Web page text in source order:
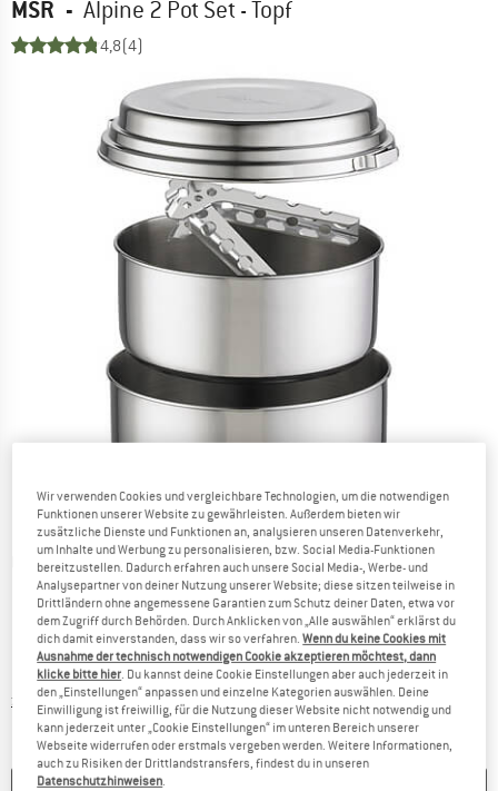
MSR - Alpine 2 Pot Set - Topf
4,8(4)
Detailansichten
zzgl. Versandkosten Informationen zu den Versandkosten. Öffnet sich in
Wir verwenden Cookies und vergleichbare Technologien, um die notwendigen
Funktionen unserer Website zu gewährleisten. Außerdem bieten wir
zusätzliche Dienste und Funktionen an, analysieren unseren Datenverkehr,
um Inhalte und Werbung zu personalisieren, bzw. Social Media-Funktionen
bereitzustellen. Dadurch erfahren auch unsere Social Media-, Werbe- und
Analysepartner von deiner Nutzung unserer Website; diese sitzen teilweise in
Drittländern ohne angemessene Garantien zum Schutz deiner Daten, etwa vor
dem Zugriff durch Behörden. Durch Anklicken von „Alle auswählen“ erklärst du
dich damit einverstanden, dass wir so verfahren.Wenn du keine Cookies mit
Ausnahme der technisch notwendigen Cookie akzeptieren möchtest, dann
klicke bitte hier. Du kannst deine Cookie Einstellungen aber auch jederzeit in
den „Einstellungen“ anpassen und einzelne Kategorien auswählen. Deine
Einwilligung ist freiwillig, für die Nutzung dieser Website nicht notwendig und
kann jederzeit unter „Cookie Einstellungen“ im unteren Bereich unserer
Webseite widerrufen oder erstmals vergeben werden. Weitere Informationen,
auch zu Risiken der Drittlandstransfers, findest du in unseren
Datenschutzhinweisen.